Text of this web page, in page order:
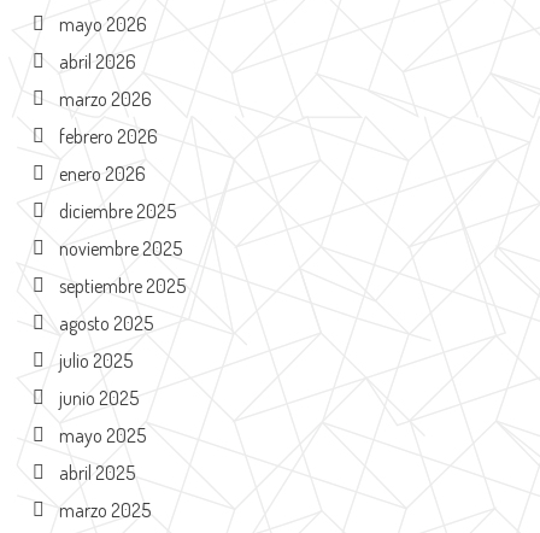
mayo 2026
abril 2026
marzo 2026
febrero 2026
enero 2026
diciembre 2025
noviembre 2025
septiembre 2025
agosto 2025
julio 2025
junio 2025
mayo 2025
abril 2025
marzo 2025